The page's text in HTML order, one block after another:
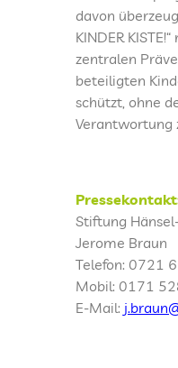
davon
KINDER
zentralen
beteiligten
schützt, ohne
Verantwortung
Stiftung
Jerome Braun
Telefon: 0721
Mobil: 0171
E-Mail: